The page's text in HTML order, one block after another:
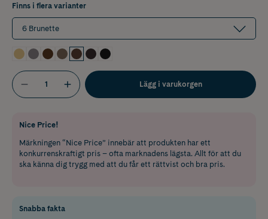
Finns i flera varianter
6 Brunette
Lägg i varukorgen
Nice Price!
Märkningen “Nice Price” innebär att produkten har ett
konkurrenskraftigt pris – ofta marknadens lägsta. Allt för att du
ska känna dig trygg med att du får ett rättvist och bra pris.
Snabba fakta